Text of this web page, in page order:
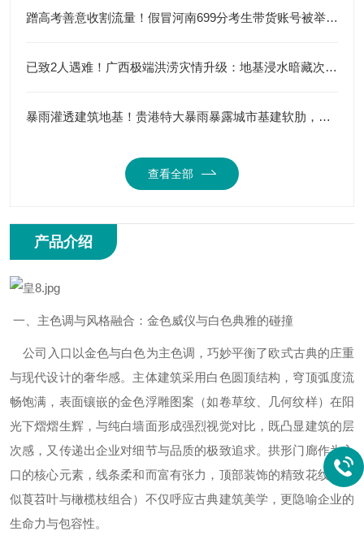
蹭高考善意收割流量！假冒河南699分考生带货账号被举报，流量造假该彻底纠偏
已致2人遇难！广西极端洪涝灾情升级：地基浸水暗藏次生灾害，防汛进入最严峻时刻
暴雨灌透建筑地基！贵港特大暴雨暴露城市基建软肋，浸水隐患远超积水本身
查看全部
产品介绍
一、主色调与风格融合：金色威仪与白色典雅的碰撞‌
公司入口以‌金色与白色‌为主色调，巧妙平衡了欧式古典的庄重
与现代设计的奢华感。主体建筑采用白色圆顶结构，穹顶弧度流
畅饱满，表面镶嵌的金色浮雕图案（如卷草纹、几何纹样）在阳
光下熠熠生辉，与纯白墙面形成强烈视觉对比，既凸显建筑的层
次感，又传递出企业对细节与品质的极致追求。拱形门廊作为入
口的核心元素，线条柔和而富有张力，顶部装饰的精致花纹（疑
似莨苕叶与橄榄枝组合）不仅呼应古典建筑美学，更隐喻企业的
生命力与包容性。